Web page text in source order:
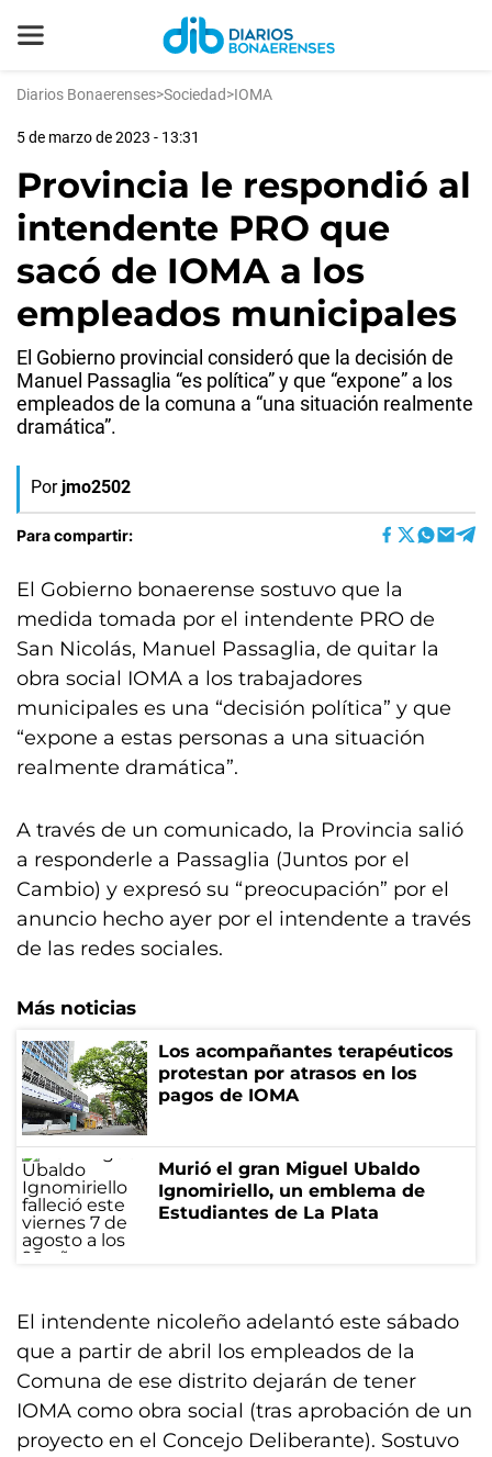
Diarios Bonaerenses>Sociedad>IOMA
5 de marzo de 2023 - 13:31
Provincia le respondió al
intendente PRO que
sacó de IOMA a los
empleados municipales
El Gobierno provincial consideró que la decisión de
Manuel Passaglia “es política” y que “expone” a los
empleados de la comuna a “una situación realmente
dramática”.
Por jmo2502
Para compartir:
El Gobierno bonaerense sostuvo que la
medida tomada por el intendente PRO de
San Nicolás, Manuel Passaglia, de quitar la
obra social IOMA a los trabajadores
municipales es una “decisión política” y que
“expone a estas personas a una situación
realmente dramática”.
A través de un comunicado, la Provincia salió
a responderle a Passaglia (Juntos por el
Cambio) y expresó su “preocupación” por el
anuncio hecho ayer por el intendente a través
de las redes sociales.
Más noticias
Los acompañantes terapéuticos
protestan por atrasos en los
pagos de IOMA
Murió el gran Miguel Ubaldo
Ignomiriello, un emblema de
Estudiantes de La Plata
El intendente nicoleño adelantó este sábado
que a partir de abril los empleados de la
Comuna de ese distrito dejarán de tener
IOMA como obra social (tras aprobación de un
proyecto en el Concejo Deliberante). Sostuvo